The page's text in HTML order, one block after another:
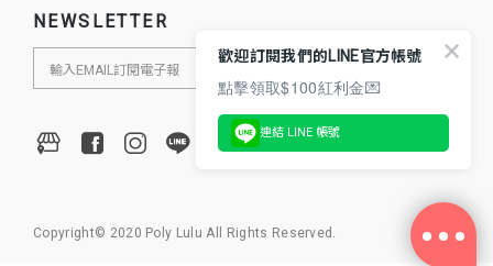
NEWSLETTER
Copyright© 2020 Poly Lulu All Rights Reserved.
歡迎訂閱我們的LINE官方帳號
點擊領取$100紅利金💌
連結 LINE 帳號